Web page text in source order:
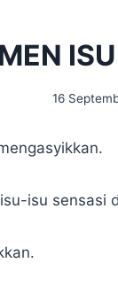
16
isu sensasi